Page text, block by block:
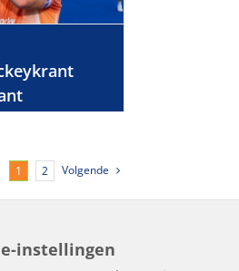
1 2 Volgende
Adverteren
instellingen